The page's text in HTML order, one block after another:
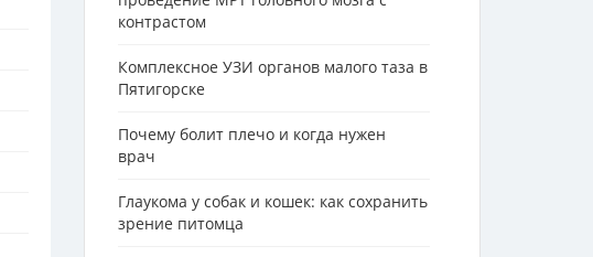
контрастом
Комплексное УЗИ органов малого таза в
Пятигорске
Почему болит плечо и когда нужен
врач
Глаукома у собак и кошек: как сохранить
зрение питомца